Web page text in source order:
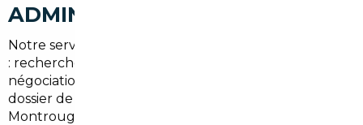
ADMINISTRATIF, LIVRAISON)
Notre service propose un accompagnement complet
: recherche ciblée, vérifications techniques,
négociation, organisation du transport et dépôt du
dossier de carte grise. Pour les résidents de
Montrouge et du sud de l'Île-de-France, la livraison